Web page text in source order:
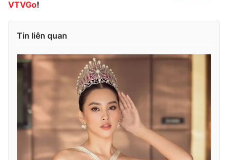
VTVGo!
Tin liên quan